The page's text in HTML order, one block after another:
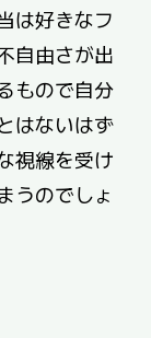
は好きなフ
自由さが出
もので自分
はないはず
視線を受け
うのでしょ